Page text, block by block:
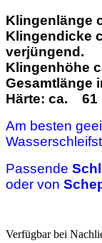
Klingenlänge
Klingendicke
verjüngend.
Klingenhöhe
Gesamtlänge
Härte: ca. 61
Am besten
Passende
oder von
Verfügbar bei